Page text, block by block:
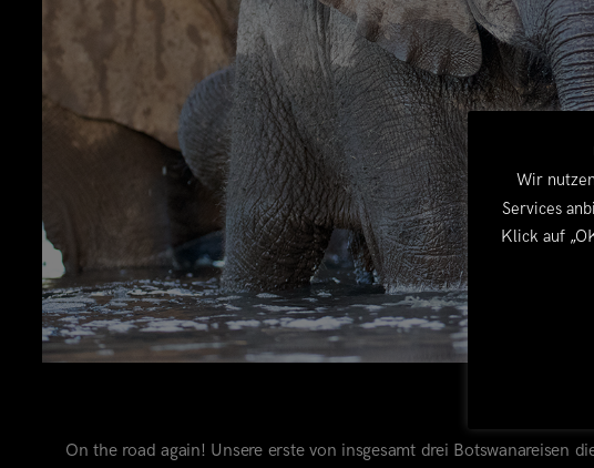
On the road again! Unsere erste von insgesamt drei Botswanareisen
Wir
Services
Klick auf